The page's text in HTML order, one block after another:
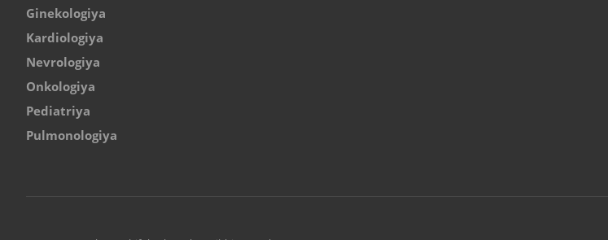
Ginekologiya
Kardiologiya
Nevrologiya
Onkologiya
Pediatriya
Pulmonologiya